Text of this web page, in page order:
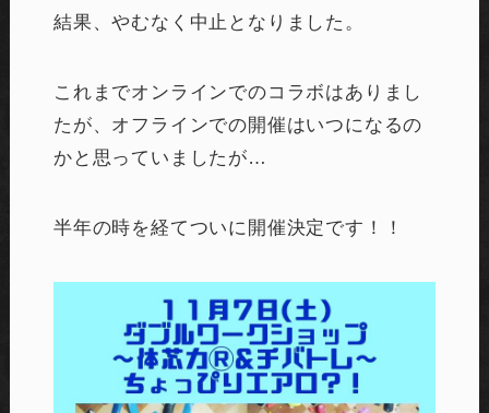
結果、やむなく中止となりました。
これまでオンラインでのコラボはありまし
たが、オフラインでの開催はいつになるの
かと思っていましたが…
半年の時を経てついに開催決定です！！